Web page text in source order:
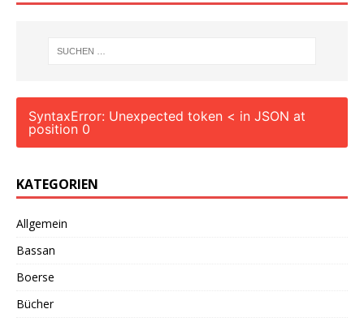
SyntaxError: Unexpected token < in JSON at
position 0
KATEGORIEN
Allgemein
Bassan
Boerse
Bücher